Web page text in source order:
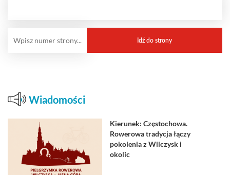
Wiadomości
Kierunek: Częstochowa.
Rowerowa tradycja łączy
pokolenia z Wilczysk i
okolic